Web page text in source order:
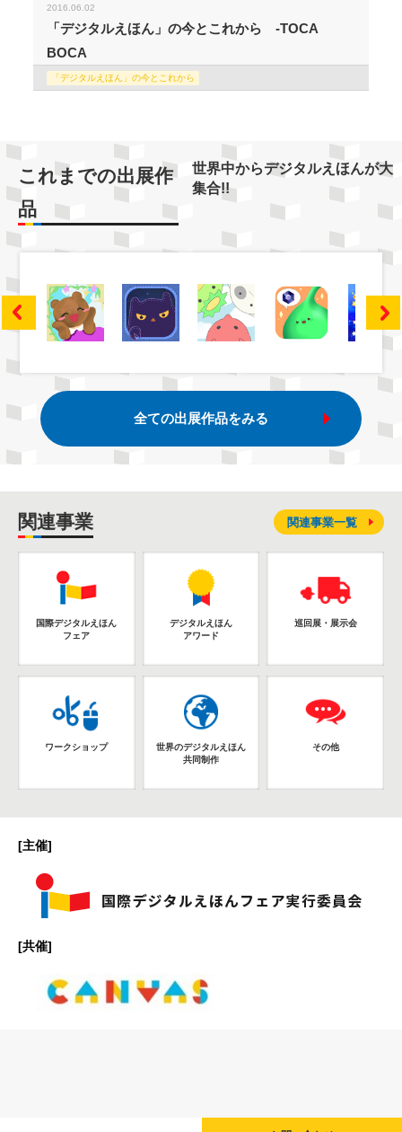
2016.06.02
「デジタルえほん」の今とこれから -TOCA
BOCA
「デジタルえほん」の今とこれから
これまでの出展作
品
世界中からデジタルえほんが大
集合!!
全ての出展作品をみる
関連事業
国際デジタルえほん
フェア
デジタルえほん
アワード
巡回展・展示会
ワークショップ
世界のデジタルえほん
共同制作
その他
関連事業一覧
[主催]
[共催]